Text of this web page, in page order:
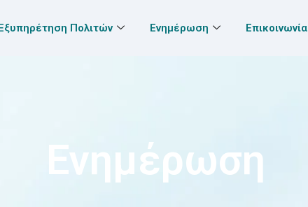
Πολιτών Ενημέρωση Επικοινωνία
Ενημέρωση